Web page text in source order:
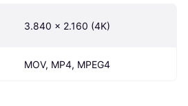
3.840 x 2.160 (4K)
MOV, MP4, MPEG4